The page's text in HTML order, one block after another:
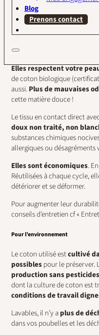
Blog
Prenons contact
supplémentaire (le protège-
serviette ou le protège-slip
d’Emilie ont plusieurs
Pour vous
Elles respectent votre
de coton biologique
aussi.Plus de mauvaises
cette matière douce !
Le tissu en contact direct
douxnon traité, non
substances chimiques
allergiques ou désagréments
Elles sont économiques.
Réutilisées à chaque cycle,
détériorer et se déformer.
Pour augmenter leur
conseils d’entretien cf «
Pour l’environnement
Le coton utilisé estcultivé
possiblespour le préserver.
production sans pesticides
dont la culture de coton est
conditions de travail
Lavables, il n’y aplus de
dans vos poubelles et les